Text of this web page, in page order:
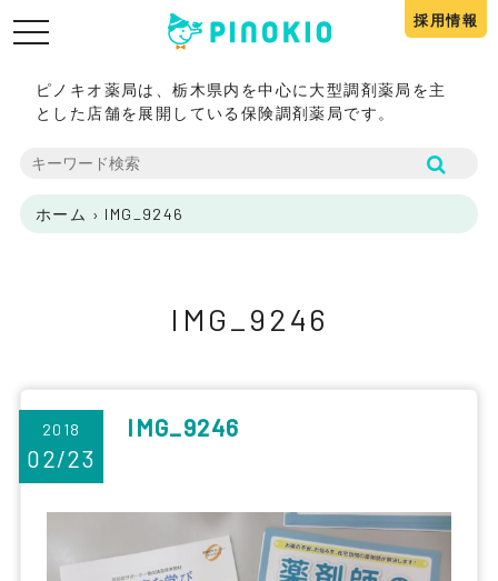
toggle
採用情報
ピノキオ薬局は、栃木県内を中心に大型調剤薬局を主
とした店舗を展開している保険調剤薬局です。
ホーム › IMG_9246
IMG_9246
2018
02/23
IMG_9246